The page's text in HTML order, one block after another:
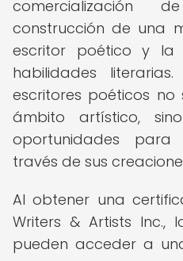
construcción de una
escritor poético y la
habilidades
escritores poéticos
ámbito artístico,
oportunidades
través de sus
Al obtener una
Writers & Artists Inc.,
pueden acceder a